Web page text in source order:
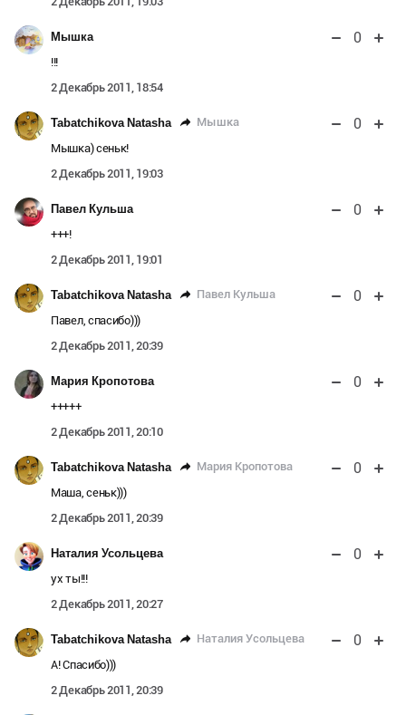
Мышка 0
!!!
2 Декабрь 2011, 18:54
Tabatchikova Natasha Мышка 0
Мышка) сеньк!
2 Декабрь 2011, 19:03
Павел Кульша 0
+++!
2 Декабрь 2011, 19:01
Tabatchikova Natasha Павел Кульша 0
Павел, спасибо)))
2 Декабрь 2011, 20:39
Мария Кропотова 0
+++++
2 Декабрь 2011, 20:10
Tabatchikova Natasha Мария Кропотова 0
Маша, сеньк)))
2 Декабрь 2011, 20:39
Наталия Усольцева 0
ух ты!!!
2 Декабрь 2011, 20:27
Tabatchikova Natasha Наталия Усольцева 0
А! Спасибо)))
2 Декабрь 2011, 20:39